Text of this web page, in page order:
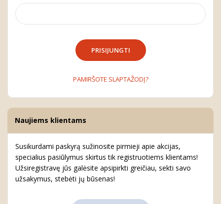
PAMIRŠOTE SLAPTAŽODĮ?
Naujiems klientams
Susikurdami paskyrą sužinosite pirmieji apie akcijas,
specialius pasiūlymus skirtus tik registruotiems klientams!
Užsiregistravę jūs galėsite apsipirkti greičiau, sekti savo
užsakymus, stebėti jų būsenas!